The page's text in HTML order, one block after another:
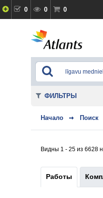
0 0 0
Начало Поиск
Видны 1 - 25 из 6628
Работы
ФИЛЬТРЫ